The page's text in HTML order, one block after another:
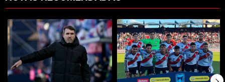
Un artículo de tendencia con el título "Qué dijo Coudet sobre los
Un artículo de tendencia con el